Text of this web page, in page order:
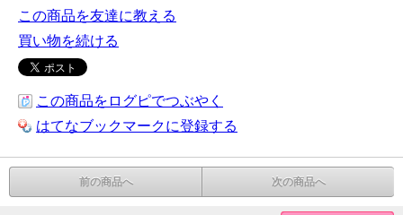
この商品を友達に教える
買い物を続ける
この商品をログピでつぶやく
はてなブックマークに登録する
前の商品へ 次の商品へ